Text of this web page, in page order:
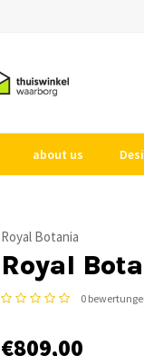
about us
Royal Botania
Royal
0
€809,00